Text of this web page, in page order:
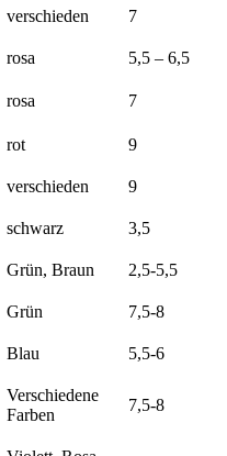
verschieden 7
rosa 5,5 – 6,5
rosa 7
rot 9
verschieden 9
schwarz 3,5
Grün, Braun 2,5-5,5
Grün 7,5-8
Blau 5,5-6
Verschiedene
Farben
7,5-8